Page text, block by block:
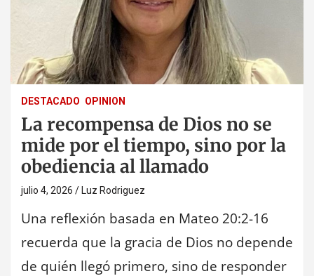
DESTACADO OPINION
La recompensa de Dios no se
mide por el tiempo, sino por la
obediencia al llamado
julio 4, 2026 Luz Rodriguez
Una reflexión basada en Mateo 20:2-16
recuerda que la gracia de Dios no depende
de quién llegó primero, sino de responder